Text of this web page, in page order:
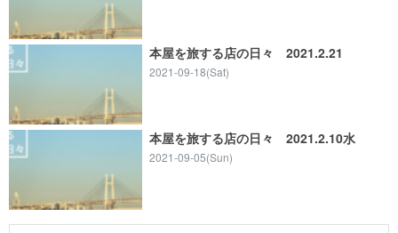
本屋を旅する店の日々 2021.2.21
2021-09-18(Sat)
本屋を旅する店の日々 2021.2.10水
2021-09-05(Sun)